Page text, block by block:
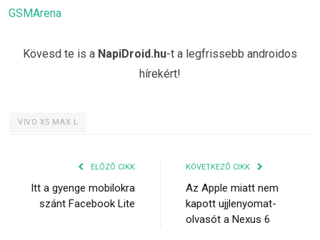
GSMArena
Kövesd te is a NapiDroid.hu-t a legfrissebb androidos
hírekért!
VIVO X5 MAX L
ELŐZŐ CIKK
Itt a gyenge mobilokra
szánt Facebook Lite
KÖVETKEZŐ CIKK
Az Apple miatt nem
kapott ujjlenyomat-
olvasót a Nexus 6